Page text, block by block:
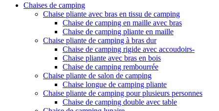
Chaises de camping
Chaise pliante avec bras en tissu de camping
Chaise de camping en maille avec bras
Chaise de camping pliante en maille
Chaise pliante de camping à bras dur
Chaise de camping rigide avec accoudoirs-
Chaise pliante avec bras en bois
Chaise de camping rembourrée
Chaise pliante de salon de camping
Chaise longue de camping pliante
Chaise pliante de camping pour plusieurs personnes
Chaise de camping double avec table